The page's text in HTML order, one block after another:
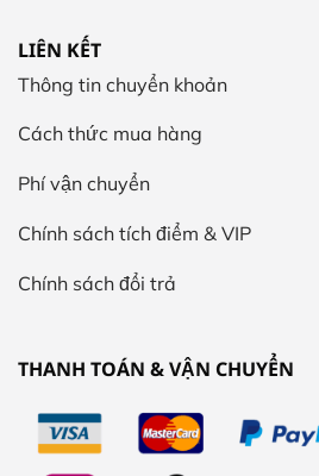
LIÊN KẾT
Thông tin chuyển khoản
Cách thức mua hàng
Phí vận chuyển
Chính sách tích điểm & VIP
Chính sách đổi trả
THANH TOÁN & VẬN CHUYỂN